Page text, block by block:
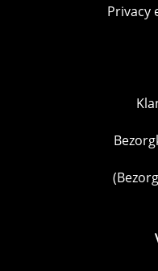
Privacy